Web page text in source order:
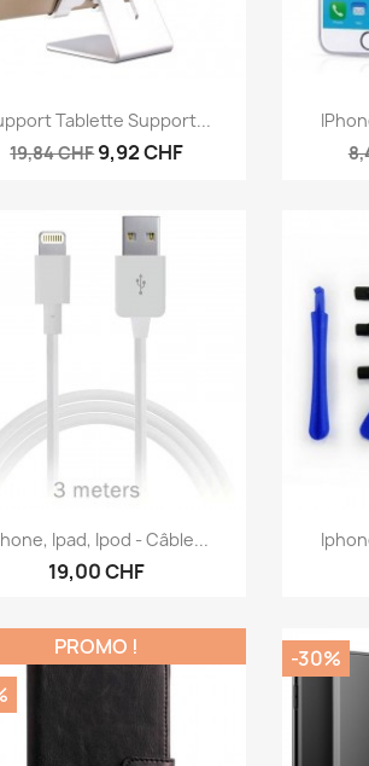
Aperçu rapide
Tablette Support...
19,84 CHF9,92 CHF
 Aperçu rapide
Ipad, Ipod - Câble...
19,00 CHF
PROMO !
-30%